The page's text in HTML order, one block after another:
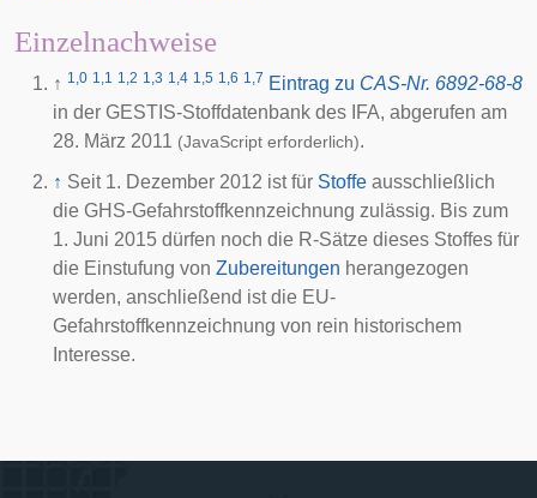
Einzelnachweise
↑ 1,0 1,1 1,2 1,3 1,4 1,5 1,6 1,7 Eintrag zu CAS-Nr. 6892-68-8
in der GESTIS-Stoffdatenbank des IFA, abgerufen am
28. März 2011 (JavaScript erforderlich).
↑ Seit 1. Dezember 2012 ist für Stoffe ausschließlich
die GHS-Gefahrstoffkennzeichnung zulässig. Bis zum
1. Juni 2015 dürfen noch die R-Sätze dieses Stoffes für
die Einstufung von Zubereitungen herangezogen
werden, anschließend ist die EU-
Gefahrstoffkennzeichnung von rein historischem
Interesse.